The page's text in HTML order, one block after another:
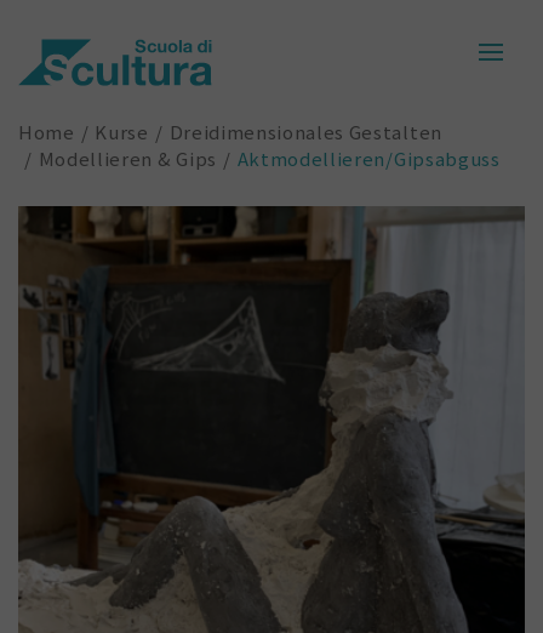
Home Kurse
Dreidimensionales Gestalten
Modellieren & Gips
Aktmodellieren/Gipsabguss